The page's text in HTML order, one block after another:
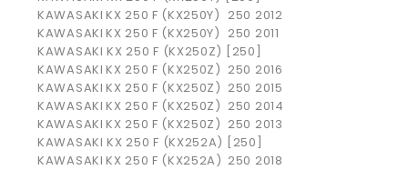
KAWASAKI KX 250 F (KX250Y) 250 2012
KAWASAKI KX 250 F (KX250Y) 250 2011
KAWASAKI KX 250 F (KX250Z) [250]
KAWASAKI KX 250 F (KX250Z) 250 2016
KAWASAKI KX 250 F (KX250Z) 250 2015
KAWASAKI KX 250 F (KX250Z) 250 2014
KAWASAKI KX 250 F (KX250Z) 250 2013
KAWASAKI KX 250 F (KX252A) [250]
KAWASAKI KX 250 F (KX252A) 250 2018